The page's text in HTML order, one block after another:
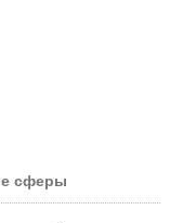
сферы